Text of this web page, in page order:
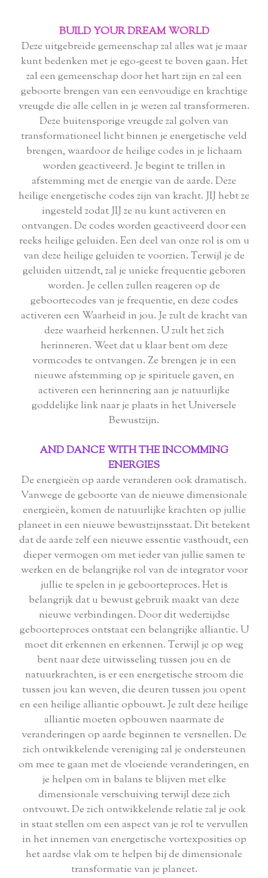
BUILD YOUR DREAM WORLD
Deze uitgebreide gemeenschap zal alles wat je maar
kunt bedenken met je ego-geest te boven gaan. Het
zal een gemeenschap door het hart zijn en zal een
geboorte brengen van een eenvoudige en krachtige
vreugde die alle cellen in je wezen zal transformeren.
Deze buitensporige vreugde zal golven van
transformationeel licht binnen je energetische veld
brengen, waardoor de heilige codes in je lichaam
worden geactiveerd. Je begint te trillen in
afstemming met de energie van de aarde. Deze
heilige energetische codes zijn van kracht. JIJ hebt ze
ingesteld zodat JIJ ze nu kunt activeren en
ontvangen. De codes worden geactiveerd door een
reeks heilige geluiden. Een deel van onze rol is om u
van deze heilige geluiden te voorzien. Terwijl je de
geluiden uitzendt, zal je unieke frequentie geboren
worden. Je cellen zullen reageren op de
geboortecodes van je frequentie, en deze codes
activeren een Waarheid in jou. Je zult de kracht van
deze waarheid herkennen. U zult het zich
herinneren. Weet dat u klaar bent om deze
vormcodes te ontvangen. Ze brengen je in een
nieuwe afstemming op je spirituele gaven, en
activeren een herinnering aan je natuurlijke
goddelijke link naar je plaats in het Universele
Bewustzijn.
AND DANCE WITH THE INCOMMING
ENERGIES
De energieën op aarde veranderen ook dramatisch.
Vanwege de geboorte van de nieuwe dimensionale
energieën, komen de natuurlijke krachten op jullie
planeet in een nieuwe bewustzijnsstaat. Dit betekent
dat de aarde zelf een nieuwe essentie vasthoudt, een
dieper vermogen om met ieder van jullie samen te
werken en de belangrijke rol van de integrator voor
jullie te spelen in je geboorteproces. Het is
belangrijk dat u bewust gebruik maakt van deze
nieuwe verbindingen. Door dit wederzijdse
geboorteproces ontstaat een belangrijke alliantie. U
moet dit erkennen en erkennen. Terwijl je op weg
bent naar deze uitwisseling tussen jou en de
natuurkrachten, is er een energetische stroom die
tussen jou kan weven, die deuren tussen jou opent
en een heilige alliantie opbouwt. Je zult deze heilige
alliantie moeten opbouwen naarmate de
veranderingen op aarde beginnen te versnellen. De
zich ontwikkelende vereniging zal je ondersteunen
om mee te gaan met de vloeiende veranderingen, en
je helpen om in balans te blijven met elke
dimensionale verschuiving terwijl deze zich
ontvouwt. De zich ontwikkelende relatie zal je ook
in staat stellen om een aspect van je rol te vervullen
in het innemen van energetische vortexposities op
het aardse vlak om te helpen bij de dimensionale
transformatie van je planeet.